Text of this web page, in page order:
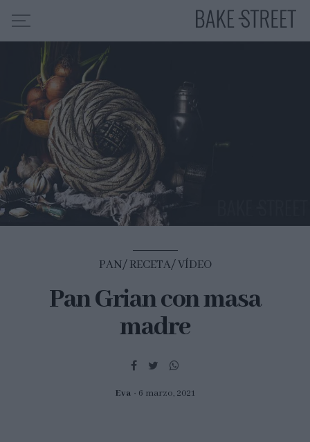
INDICE DE RECETAS
COLABORO CON
SOBRE MÍ
MIS CURSOS
CONTACTO
ES EN
PAN RECETA VÍDEO
Pan Grian con masa
madre
Eva 6 marzo, 2021